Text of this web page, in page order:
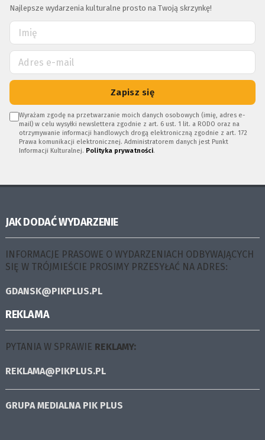
Najlepsze wydarzenia kulturalne prosto na Twoją skrzynkę!
Zapisz się
Wyrażam zgodę na przetwarzanie moich danych osobowych (imię, adres e-
mail) w celu wysyłki newslettera zgodnie z art. 6 ust. 1 lit. a RODO oraz na
otrzymywanie informacji handlowych drogą elektroniczną zgodnie z art. 172
Prawa komunikacji elektronicznej. Administratorem danych jest Punkt
Informacji Kulturalnej. Polityka prywatności.
JAK DODAĆ WYDARZENIE
INFORMACJE PRASOWE O WYDARZENIACH ODBYWAJĄCYCH
SIĘ W TRÓJMIEŚCIE PROSIMY PRZESYŁAĆ NA ADRES:
GDANSK@PIKPLUS.PL
REKLAMA
PYTANIA W SPRAWIE REKLAMY:
REKLAMA@PIKPLUS.PL
GRUPA MEDIALNA PIK PLUS